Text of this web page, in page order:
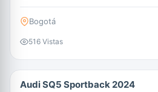
Bogotá
516 Vistas
Audi SQ5 Sportback 2024